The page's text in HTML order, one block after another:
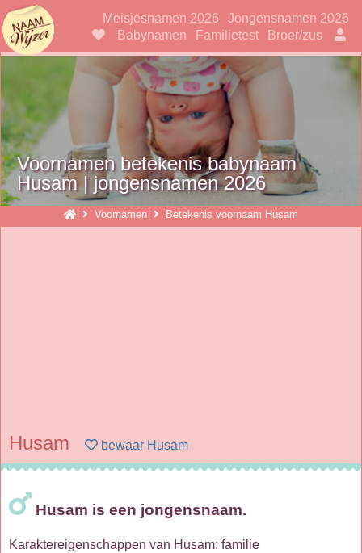
NaamwijzerMeisjesnamen 2026
Jongensnamen 2026
Babynamen
Familietest Broer/zus
Voornamen betekenis babynaam
Husam | jongensnamen 2026
Voornamen Betekenis voornaam Husam
Husam bewaar Husam
Husam is een jongensnaam.
Karaktereigenschappen van Husam: familie